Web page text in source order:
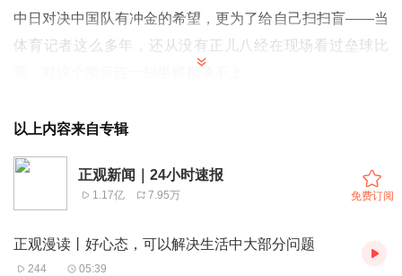
中日对决中国队有冲金的希望，更为了给自己扫扫盲——当
体育记者这么多年，还从没有正儿八经在现场看过垒球比
在看台上不只是不遗余力地为中国队加油，每到关键时点，
他们都还会报以热烈的掌声和欢呼，跟比赛节奏很合拍。而
我，这种时候往往还是一头雾水。那感觉，就像一群人聚在
一起讲笑话，大家都在因为一个熟知的梗而哈哈大笑的时
候，自己却一脸茫然，完全get不到笑点。
不过一个多小时的观赛还是蛮有收获的，三振出局、安打、
以上内容来自专辑
正观新闻｜24小时速报
1.17亿 7.95万 免费订阅
正观漫读丨好心态，可以解决生活中大部分问题
244 05:39